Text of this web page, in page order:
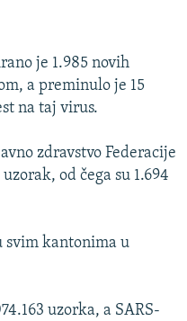
je 1.985 novih
a preminulo je 15
na taj virus.
zdravstvo Federacije
od čega su 1.694
svim kantonima u
uzorka, a SARS-